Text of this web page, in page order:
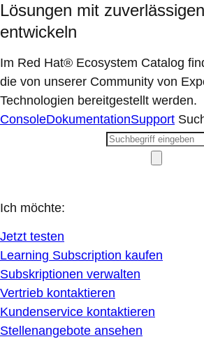
Lösungen mit
entwickeln
Im Red Hat® Ecosystem Catalog
die von unserer Community von
Technologien bereitgestellt werden.
ConsoleDokumentationSupport
Ich möchte:
Jetzt testen
Learning Subscription kaufen
Subskriptionen verwalten
Vertrieb kontaktieren
Kundenservice kontaktieren
Stellenangebote ansehen